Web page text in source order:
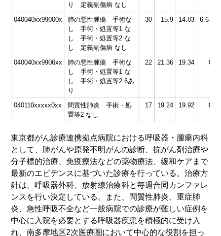
り 定義副傷病 なし
040040xx99000x
肺の悪性腫瘍 手術な
し 手術・処置等1 な
し 手術・処置等2 な
し 定義副傷病 なし
30 15.9 14.83 6.67
040040xx9906xx
肺の悪性腫瘍 手術な
し 手術・処置等1 な
し 手術・処置等2 6あ
り
22 21.36 19.34 0
040110xxxxx0xx
間質性肺炎 手術・処
置等2 なし
17 19.24 19.92 0
東京都がん診療連携拠点病院における呼吸器・腫瘍内科
として、肺がんや原発不明がんの診断、抗がん剤治療や
分子標的治療、免疫療法などの薬物療法、緩和ケアまで
最新のエビデンスに基づいた診療を行っている。治療方
針は、呼吸器外科、放射線治療科と毎週合同カンファレ
ンスを行い決定している。また、間質性肺炎、重症肺
炎、急性呼吸不全など一般病院での診療が難しい症例を
中心に入院を必要とする呼吸器疾患を積極的に受け入
れ、南多摩地区2次医療圏において中心的な役割を担っ